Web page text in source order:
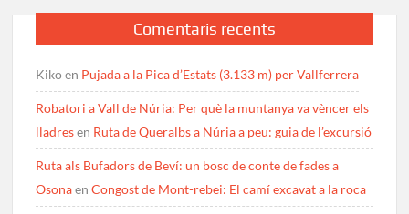
Comentaris recents
Kikoen Pujada a la Pica d’Estats (3.133 m) per Vallferrera
Robatori a Vall de Núria: Per què la muntanya va vèncer els
lladresen Ruta de Queralbs a Núria a peu: guia de l’excursió
Ruta als Bufadors de Beví: un bosc de conte de fades a
OsonaenCongost de Mont-rebei: El camí excavat a la roca